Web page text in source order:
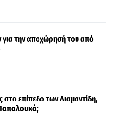
για την αποχώρησή του από
στο επίπεδο των Διαμαντίδη,